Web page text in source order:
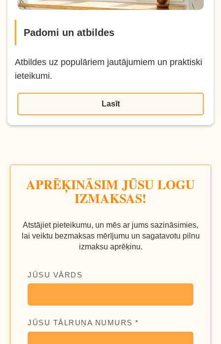
Padomi un atbildes
Atbildes uz populāriem jautājumiem un praktiski
ieteikumi.
Lasīt
APRĒĶINĀSIM JŪSU LOGU
IZMAKSAS!
Atstājiet pieteikumu, un mēs ar jums sazināsimies,
lai veiktu bezmaksas mērījumu un sagatavotu pilnu
izmaksu aprēķinu.
JŪSU VĀRDS
JŪSU TĀLRUŅA NUMURS *